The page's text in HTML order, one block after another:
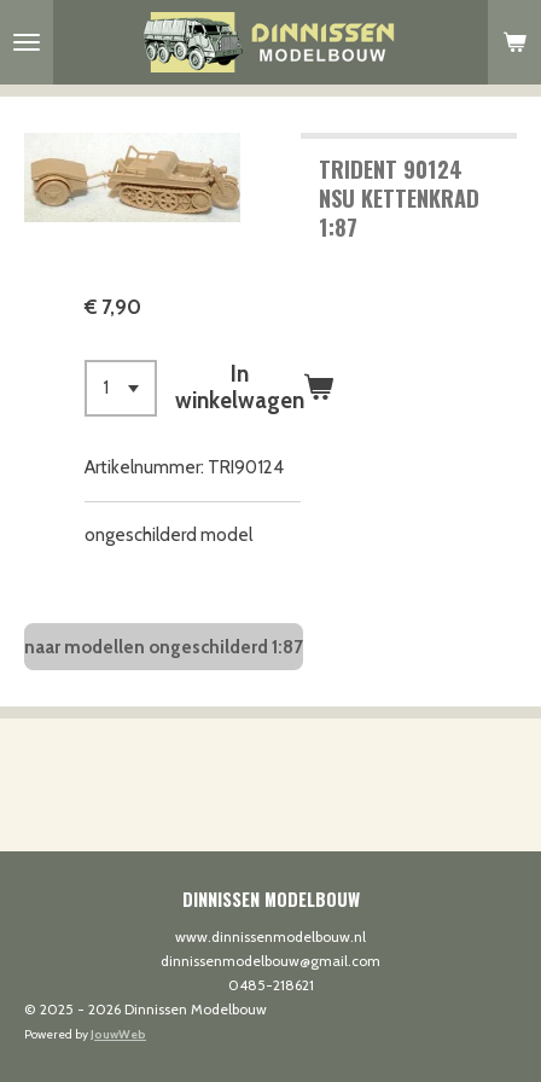
direct
naar
TRIDENT 90124
NSU KETTENKRAD
1:87
€ 7,90
In
winkelwagen
Artikelnummer: TRI90124
ongeschilderd model
naar modellen ongeschilderd 1:87
DINNISSEN MODELBOUW
www.dinnissenmodelbouw.nl
dinnissenmodelbouw@gmail.com
0485-218621
© 2025 - 2026 Dinnissen Modelbouw
Powered byJouwWeb